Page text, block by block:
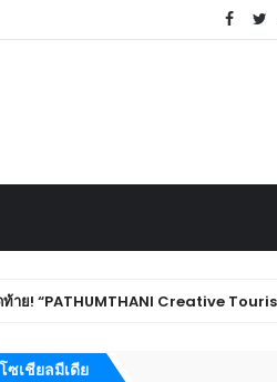
Creative Tourism Market Fest
โซเชียลมีเดีย